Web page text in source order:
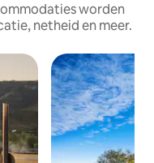
worden
netheid en meer.